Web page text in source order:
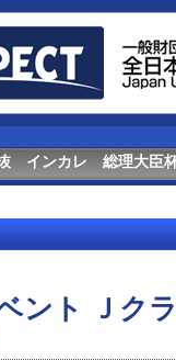
インカレ 総理大臣
ント Ｊク